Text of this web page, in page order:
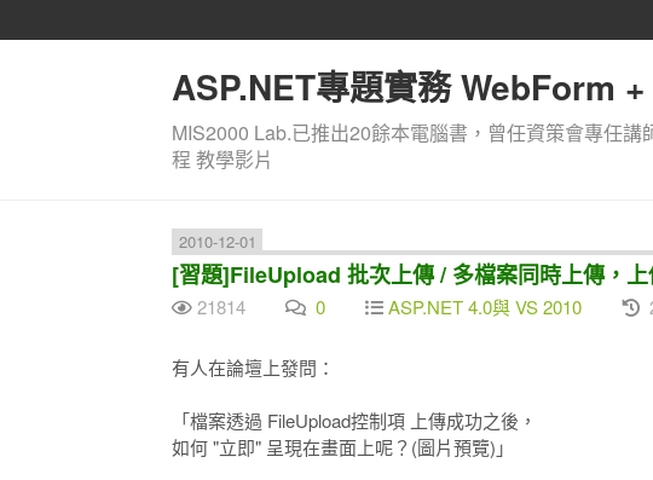
ASP.NET專題實務 WebForm
MIS2000 Lab.已推出20餘本電腦書，曾任資策會專任
程 教學影片
2010-12-01
[習題]FileUpload 批次上傳 / 多檔案同時上傳，
21814 0 ASP.NET 4.0與 VS 2010
有人在論壇上發問：
「檔案透過 FileUpload控制項 上傳成功之後，
如何 "立即" 呈現在畫面上呢？(圖片預覽)」